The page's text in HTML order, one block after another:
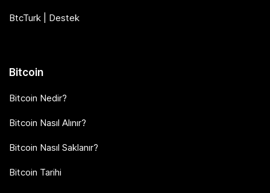
BtcTurk | Destek
Bitcoin
Bitcoin Nedir?
Bitcoin Nasıl Alınır?
Bitcoin Nasıl Saklanır?
Bitcoin Tarihi